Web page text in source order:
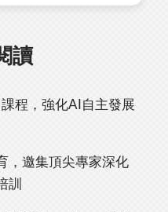
讀
程，強化AI自主發展
，邀集頂尖專家深化
訓